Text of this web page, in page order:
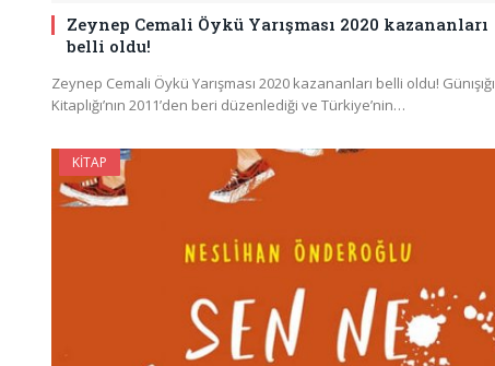
Zeynep Cemali Öykü Yarışması 2020 kazananları
belli oldu!
Zeynep Cemali Öykü Yarışması 2020 kazananları belli oldu! Günışığı
Kitaplığı’nın 2011’den beri düzenlediği ve Türkiye’nin…
KITAP